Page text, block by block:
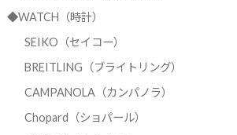
◆WATCH（時計）
SEIKO（セイコー）
BREITLING（ブライトリング）
CAMPANOLA（カンパノラ）
Chopard（ショパール）